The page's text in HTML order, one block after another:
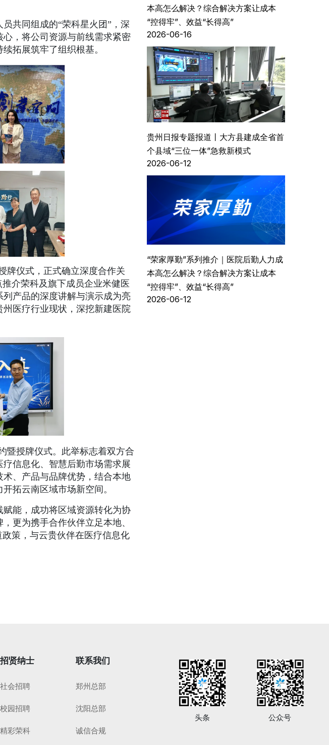
共同组成的“荣科星火团”，深
，将公司资源与前线需求紧密
拓展筑牢了组织根基。
牌仪式，正式确立深度合作关
介荣科及旗下成员企业米健医
产品的深度讲解与演示成为亮
医疗行业现状，深挖新建医院
暨授牌仪式。此举标志着双方合
信息化、智慧后勤市场需求展
、产品与品牌优势，结合本地
拓云南区域市场新空间。
能，成功将区域资源转化为协
更为携手合作伙伴立足本地、
策，与云贵伙伴在医疗信息化
本高怎么解决？综合解决方案让成本
“控得牢”、效益“长得高”
2026-06-16
贵州日报专题报道丨大方县建成全省首
个县域“三位一体”急救新模式
2026-06-12
“荣家厚勤”系列推介｜医院后勤人力成
本高怎么解决？综合解决方案让成本
“控得牢”、效益“长得高”
2026-06-12
招贤纳士
社会招聘
校园招聘
精彩荣科
联系我们
郑州总部
沈阳总部
诚信合规
头条 公众号